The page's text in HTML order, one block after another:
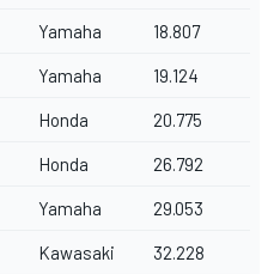
Yamaha 18.807
Yamaha 19.124
Honda 20.775
Honda 26.792
Yamaha 29.053
Kawasaki 32.228